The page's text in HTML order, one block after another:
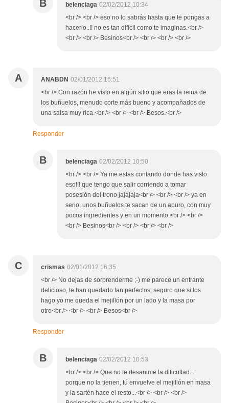
B belenciaga 02/02/2012 10:34
<br /> <br /> eso no lo sabrás hasta que te pongas a
hacerlo..!! no es tan dificil como te imaginas.<br />
<br /> <br /> Besinos<br /> <br /> <br /> <br />
A ANABDN 02/01/2012 16:51
<br /> Con razón he visto en algún sitio que eras la reina de
los buñuelos, menudo corte más bueno y acompañados de
una salsa muy rica.<br /> <br /> <br /> Besos.<br />
Responder
B belenciaga 02/02/2012 10:50
<br /> <br /> Ya me estas contando donde has visto
eso!!! que tengo que salir corriendo a tomar
posesión del trono jajajaja<br /> <br /> <br /> ya en
serio, unos buñuelos te sacan de un apuro, con muy
pocos ingredientes y en un momento.<br /> <br />
<br /> Besinos<br /> <br /> <br /> <br />
C crismas 02/01/2012 16:35
<br /> No dejas de sorprenderme ;-) me parece un entrante
delicioso, te han quedado tan perfectos, seguro que si los
hago yo me queda el mejillón por un lado y la masa por
otro<br /> <br /> <br /> Besos<br />
Responder
B belenciaga 02/02/2012 10:53
<br /> <br /> Que no te desanime la dificultad...
porque no la tienen, tú envuelve el mejillón en masa
y la sartén hace el resto...<br /> <br /> <br />